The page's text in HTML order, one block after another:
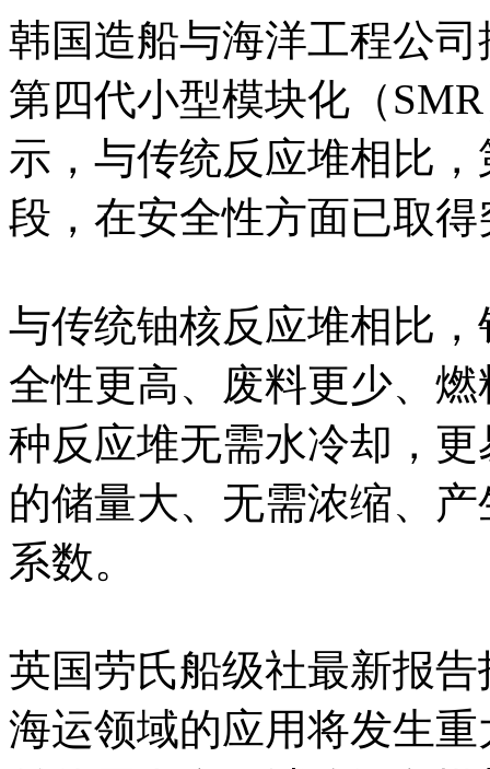
韩国造船与海洋工程公
第四代小型模块化（
示，与传统反应堆相比
段，在安全性方面已取得
与传统铀核反应堆相比
全性更高、废料更少、
种反应堆无需水冷却，
的储量大、无需浓缩、
系数。
英国劳氏船级社最新报
海运领域的应用将发生